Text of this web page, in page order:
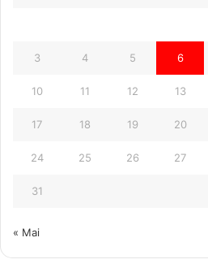
3 4 5 6
10 11 12 13
17 18 19 20
24 25 26 27
31
« Mai